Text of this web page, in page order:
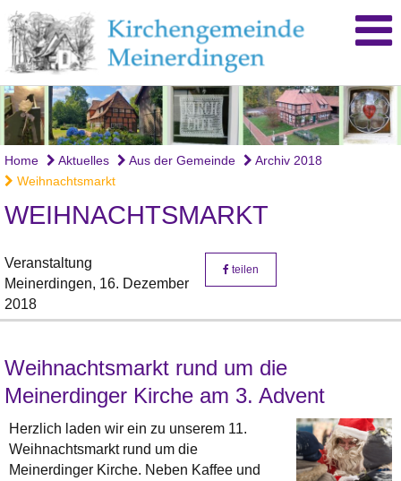
Home Aktuelles Aus der Gemeinde
Archiv 2018
Weihnachtsmarkt
WEIHNACHTSMARKT
Veranstaltung
Meinerdingen, 16. Dezember
2018
teilen
Weihnachtsmarkt rund um die
Meinerdinger Kirche am 3. Advent
Herzlich laden wir ein zu unserem 11.
Weihnachtsmarkt rund um die
Meinerdinger Kirche. Neben Kaffee und